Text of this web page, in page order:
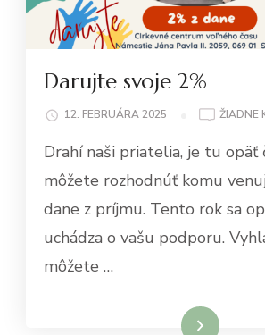
Darujte svoje 2%
12. FEBRUÁRA 2025 ŽIADNE
Drahí naši priatelia, je tu opäť
môžete rozhodnúť komu
dane z príjmu. Tento rok sa
uchádza o vašu podporu.
môžete …
Čítať viac